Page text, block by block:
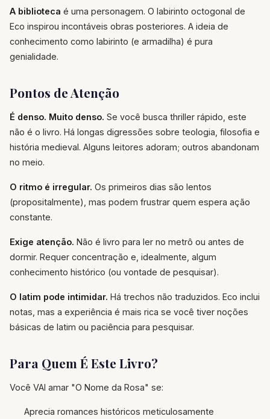
A biblioteca é uma personagem. O labirinto octogonal de
Eco inspirou incontáveis obras posteriores. A ideia de
conhecimento como labirinto (e armadilha) é pura
genialidade.
Pontos de Atenção
É denso. Muito denso. Se você busca thriller rápido, este
não é o livro. Há longas digressões sobre teologia, filosofia e
história medieval. Alguns leitores adoram; outros abandonam
no meio.
O ritmo é irregular. Os primeiros dias são lentos
(propositalmente), mas podem frustrar quem espera ação
constante.
Exige atenção. Não é livro para ler no metrô ou antes de
dormir. Requer concentração e, idealmente, algum
conhecimento histórico (ou vontade de pesquisar).
O latim pode intimidar. Há trechos não traduzidos. Eco inclui
notas, mas a experiência é mais rica se você tiver noções
básicas de latim ou paciência para pesquisar.
Para Quem É Este Livro?
Você VAI amar "O Nome da Rosa" se:
Aprecia romances históricos meticulosamente